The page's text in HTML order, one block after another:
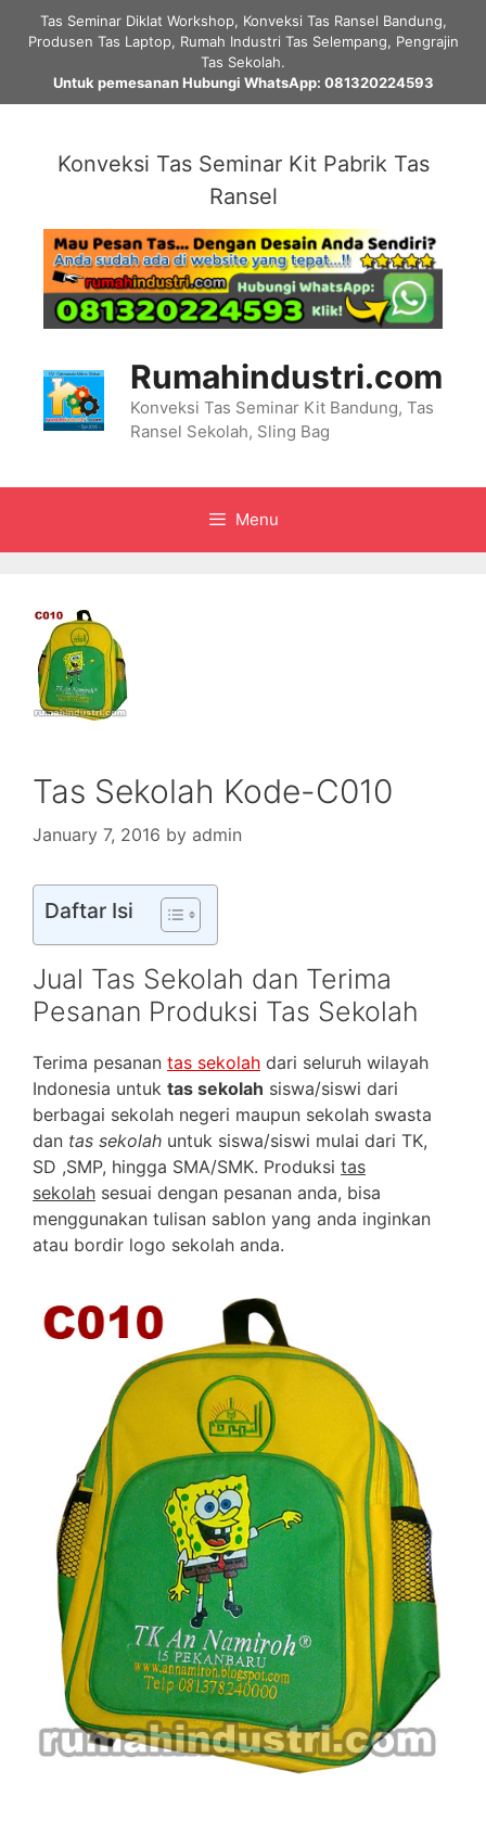
Tas Seminar Diklat Workshop, Konveksi Tas Ransel Bandung,
Produsen Tas Laptop, Rumah Industri Tas Selempang, Pengrajin
Tas Sekolah.
Untuk pemesanan Hubungi WhatsApp: 081320224593
Konveksi Tas Seminar Kit Pabrik Tas
Ransel
Rumahindustri.com
Konveksi Tas Seminar Kit Bandung, Tas
Ransel Sekolah, Sling Bag
Menu
Tas Sekolah Kode-C010
January 7, 2016 by admin
Daftar Isi
Jual Tas Sekolah dan Terima
Pesanan Produksi Tas Sekolah
Terima pesanan tas sekolah dari seluruh wilayah
Indonesia untuk tas sekolah siswa/siswi dari
berbagai sekolah negeri maupun sekolah swasta
dan tas sekolah untuk siswa/siswi mulai dari TK,
SD ,SMP, hingga SMA/SMK. Produksi tas
sekolah sesuai dengan pesanan anda, bisa
menggunakan tulisan sablon yang anda inginkan
atau bordir logo sekolah anda.